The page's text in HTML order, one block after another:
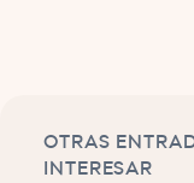
OTRAS
INTERESAR